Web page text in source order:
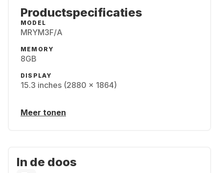
Productspecificaties
MODEL
MRYM3F/A
MEMORY
8GB
DISPLAY
15.3 inches (2880 x 1864)
Meer tonen
In de doos